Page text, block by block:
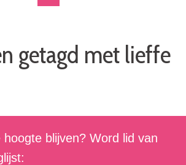
getagd met lieffe
blijven? Word lid van